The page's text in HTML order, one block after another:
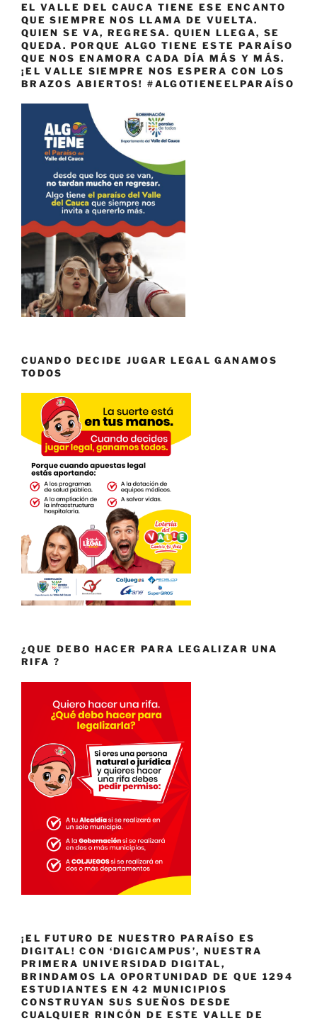
EL VALLE DEL CAUCA TIENE ESE ENCANTO
QUE SIEMPRE NOS LLAMA DE VUELTA.
QUIEN SE VA, REGRESA. QUIEN LLEGA, SE
QUEDA. PORQUE ALGO TIENE ESTE PARAÍSO
QUE NOS ENAMORA CADA DÍA MÁS Y MÁS.
¡EL VALLE SIEMPRE NOS ESPERA CON LOS
BRAZOS ABIERTOS! #ALGOTIENEELPARAÍSO
CUANDO DECIDE JUGAR LEGAL GANAMOS
TODOS
¿QUE DEBO HACER PARA LEGALIZAR UNA
RIFA ?
¡EL FUTURO DE NUESTRO PARAÍSO ES
DIGITAL! CON ‘DIGICAMPUS’, NUESTRA
PRIMERA UNIVERSIDAD DIGITAL,
BRINDAMOS LA OPORTUNIDAD DE QUE 1294
ESTUDIANTES EN 42 MUNICIPIOS
CONSTRUYAN SUS SUEÑOS DESDE
CUALQUIER RINCÓN DE ESTE VALLE DE